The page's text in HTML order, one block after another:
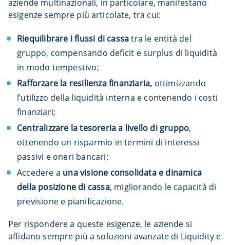
aziende multinazionali, in particolare, manifestano
esigenze sempre più articolate, tra cui:
Riequilibrare i flussi di cassatra le entità del
gruppo, compensando deficit e surplus di liquidità
in modo tempestivo;
Rafforzare la resilienza finanziaria, ottimizzando
l’utilizzo della liquidità interna e contenendo i costi
finanziari;
Centralizzare la tesoreria a livello di gruppo,
ottenendo un risparmio in termini di interessi
passivi e oneri bancari;
Accedere a una visione consolidata e dinamica
della posizione di cassa, migliorando le capacità di
previsione e pianificazione.
Per rispondere a queste esigenze, le aziende si
affidano sempre più a soluzioni avanzate di Liquidity e